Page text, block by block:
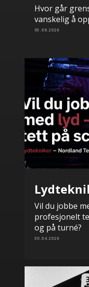
Hvor går
vanskelig å
05.08.2026
Vil du jobbe
profesjonelt
og på turné?
30.04.2026